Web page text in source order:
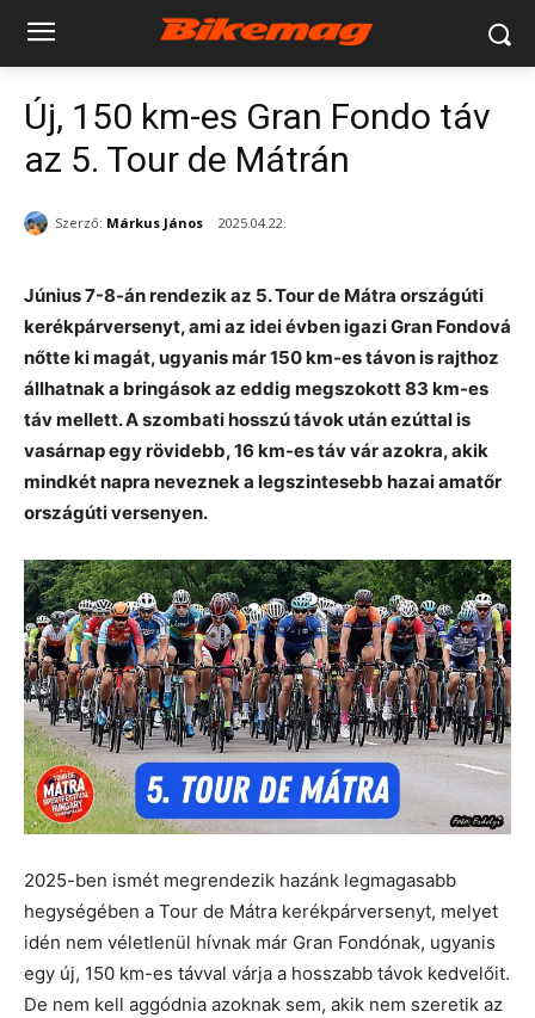
Új, 150 km-es Gran Fondo táv
az 5. Tour de Mátrán
Szerző: Márkus János 2025.04.22.
Június 7-8-án rendezik az 5. Tour de Mátra országúti
kerékpárversenyt, ami az idei évben igazi Gran Fondová
nőtte ki magát, ugyanis már 150 km-es távon is rajthoz
állhatnak a bringások az eddig megszokott 83 km-es
táv mellett. A szombati hosszú távok után ezúttal is
vasárnap egy rövidebb, 16 km-es táv vár azokra, akik
mindkét napra neveznek a legszintesebb hazai amatőr
országúti versenyen.
2025-ben ismét megrendezik hazánk legmagasabb
hegységében a Tour de Mátra kerékpárversenyt, melyet
idén nem véletlenül hívnak már Gran Fondónak, ugyanis
egy új, 150 km-es távval várja a hosszabb távok kedvelőit.
De nem kell aggódnia azoknak sem, akik nem szeretik az